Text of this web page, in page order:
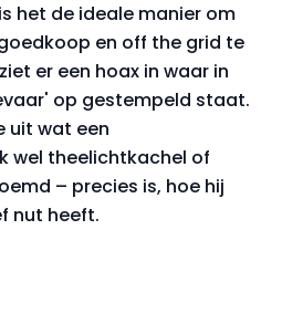
het de ideale manier om
en off the grid te
er een hoax in waar in
op gestempeld staat.
uit wat een
wel theelichtkachel of
– precies is, hoe hij
nut heeft.